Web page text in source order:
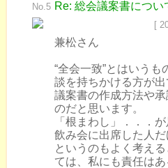
No.5 Re: 総会議案書につい
[
兼松さん
“全会一致”とはいう
談を持ちかける方が出
議案書の作成方法や
のだと思います。
「根まわし」．．．
飲み会に出席した人だ
というのもよく考え
ては、私にも責任はあ